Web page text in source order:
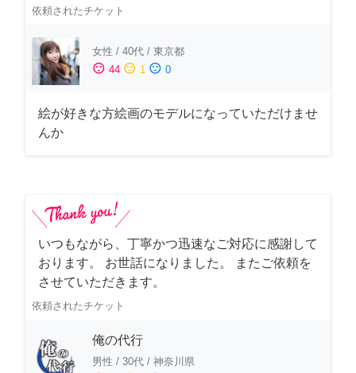
依頼されたチケット
女性 / 40代 / 東京都
sentiment_satisfied 44 sentiment_neutral 1 sentiment_dissatisfied 0
絵が好きな方絵画のモデルになっていただけませ
んか
いつもながら、丁寧かつ迅速なご対応に感謝して
おります。 お世話になりました。 またご依頼を
させていただきます。
依頼されたチケット
俺の代行
男性 / 30代 / 神奈川県